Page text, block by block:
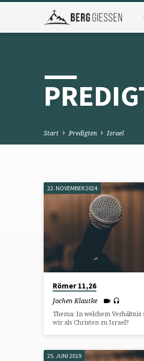
Start Predigten Israel
PREDIGTEN
ÜBER
ISRAEL
22. NOVEMBER 2024
Römer 11,26
Jochen Klautke
Thema: In welchem Verhältnis
wir als Christen zu Israel?
25. JUNI 2019